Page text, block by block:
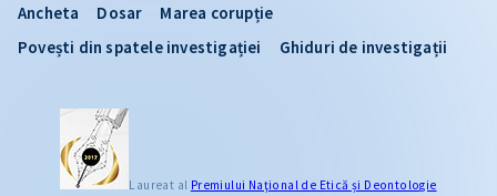
Ancheta Dosar
Marea corupție
Povești din spatele investigației
Ghiduri de investigații
Laureat al Premiului Naţional de Etică și Deontologie